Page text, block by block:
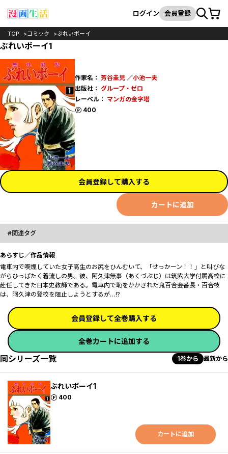
検索
ログイン 会員登録カート
TOP コミック ぶれいボーイ
ぶれいボーイ1
作家名： 芳谷圭児／小池一夫
出版社： グループ・ゼロ
レーベル： マンガの金字塔
400
ポイント
会員登録して購入する
カートに追加
関連タグ
あらすじ／作品情報
電車内で喫煙していた女子高生のお尻をひんむいて、「せっかーン！！」と叫びな
がらひっぱたく着流しの男。彼、阿久津無事（あくづぶじ）は筑紫大学付属高校に
赴任してきた日本史教師である。電車内で恥をかかされた鬼百合会番長・百合枝
は、阿久津の登校を阻止しようとするが…!?
会員登録して全巻購入する
全巻カートに追加する
同シリーズ一覧 1巻から 最新から
ぶれいボーイ1
400
ポイント
カートに追加